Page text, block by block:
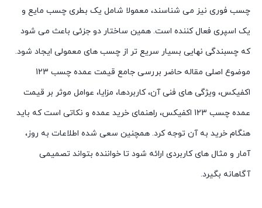
چسب فوری نیز می شناسند، معمولا شامل یک بطری چسب مایع و
یک اسپری فعال کننده است. همین ساختار دو جزئی باعث می شود
که چسبندگی نهایی بسیار سریع تر از چسب های معمولی ایجاد شود.
موضوع اصلی مقاله حاضر بررسی جامع
قیمت عمده چسب 123
اکفیکس، ویژگی های فنی آن، کاربردها، مزایا، عوامل موثر بر قیمت
عمده چسب 123 اکفیکس
، راهنمای خرید عمده و نکاتی است که باید
هنگام خرید به آن توجه کرد. همچنین سعی شده اطلاعات به روز،
آمار و مثال های کاربردی ارائه شود تا خواننده بتواند تصمیمی
آگاهانه بگیرد.